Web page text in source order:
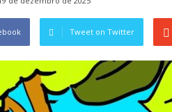
Tweet on Twitter